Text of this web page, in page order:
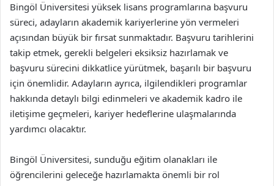
Bingöl Üniversitesi yüksek lisans programlarına başvuru
süreci, adayların akademik kariyerlerine yön vermeleri
açısından büyük bir fırsat sunmaktadır. Başvuru tarihlerini
takip etmek, gerekli belgeleri eksiksiz hazırlamak ve
başvuru sürecini dikkatlice yürütmek, başarılı bir başvuru
için önemlidir. Adayların ayrıca, ilgilendikleri programlar
hakkında detaylı bilgi edinmeleri ve akademik kadro ile
iletişime geçmeleri, kariyer hedeflerine ulaşmalarında
yardımcı olacaktır.
Bingöl Üniversitesi, sunduğu eğitim olanakları ile
öğrencilerini geleceğe hazırlamakta önemli bir rol